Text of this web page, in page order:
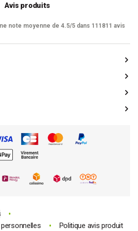
Avis produits
note moyenne de 4.5/5 dans 111811 avis
compte client
•
• Politique avis produit